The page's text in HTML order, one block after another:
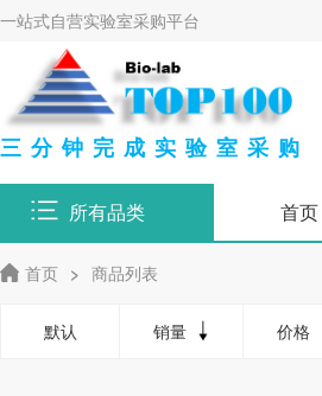
一站式自营实验室采购平台
三分钟完成实验室采购
所有品类 首页
首页 > 商品列表
默认 销量 价格